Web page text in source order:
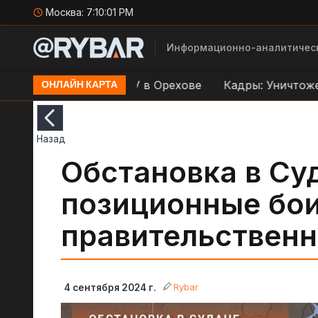
Москва: 7:10:02 PM
Информационно-
ОНЛАЙН КАРТА
по переправе ВСУ в Орехове Кадры:
Назад
Обстановка в
позиционные
4 сентября 2024 г. Rybar